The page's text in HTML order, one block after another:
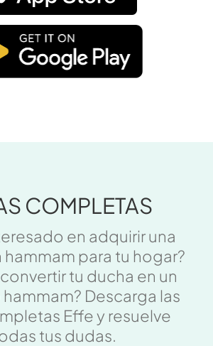
COMPLETAS
en adquirir una
hammam para tu hogar?
tu ducha en un
Descarga las
Effe y resuelve
tus dudas.